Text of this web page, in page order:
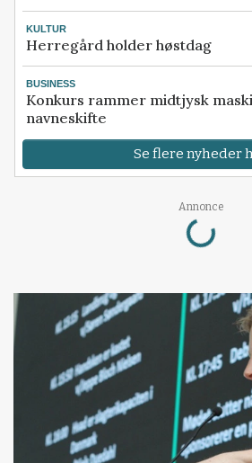
KULTUR
Herregård holder høstdag
BUSINESS
Konkurs rammer midtjysk
navneskifte
Se flere nyheder
Annonce
Loading...